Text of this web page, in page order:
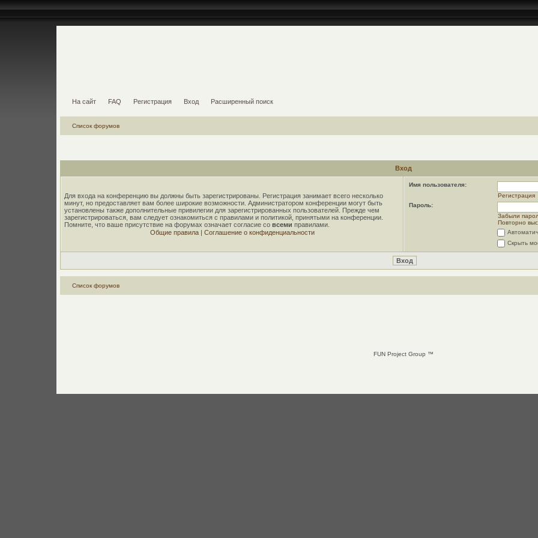
На сайт FAQ Регистрация Вход Расширенный поиск
Список форумов
Вход
Для входа на конференцию вы должны быть зарегистрированы. Регистрация занимает всего несколько
минут, но предоставляет вам более широкие возможности. Администратором конференции могут быть
установлены также дополнительные привилегии для зарегистрированных пользователей. Прежде чем
зарегистрироваться, вам следует ознакомиться с правилами и политикой, принятыми на конференции.
Помните, что ваше присутствие на форумах означает согласие совсеми правилами.
Общие правила| Соглашение о конфиденциальности
Имя пользователя:
Регистрация
Пароль:
Забыли
Повторно
Скрыть
Список форумов
FUN Project Group ™